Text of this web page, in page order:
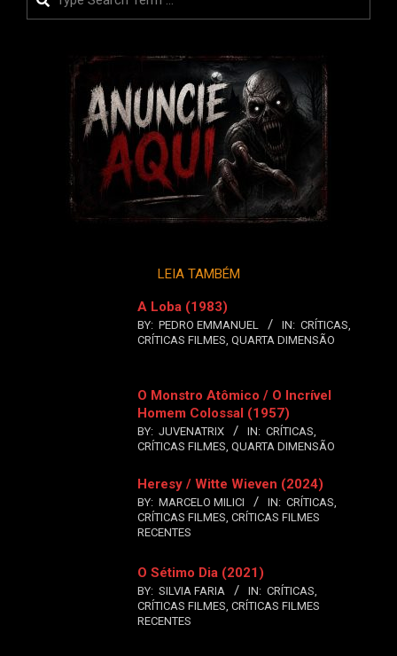
LEIA TAMBÉM
A Loba (1983)
BY: PEDRO EMMANUEL IN: CRÍTICAS,
CRÍTICAS FILMES, QUARTA DIMENSÃO
O Monstro Atômico / O Incrível
Homem Colossal (1957)
BY: JUVENATRIX IN: CRÍTICAS,
CRÍTICAS FILMES, QUARTA DIMENSÃO
Heresy / Witte Wieven (2024)
BY: MARCELO MILICI IN: CRÍTICAS,
CRÍTICAS FILMES, CRÍTICAS FILMES
RECENTES
O Sétimo Dia (2021)
BY: SILVIA FARIA IN: CRÍTICAS,
CRÍTICAS FILMES, CRÍTICAS FILMES
RECENTES